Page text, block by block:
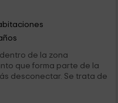
de la zona
que forma parte de la
desconectar. Se trata de